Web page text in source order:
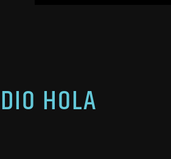
HOLA